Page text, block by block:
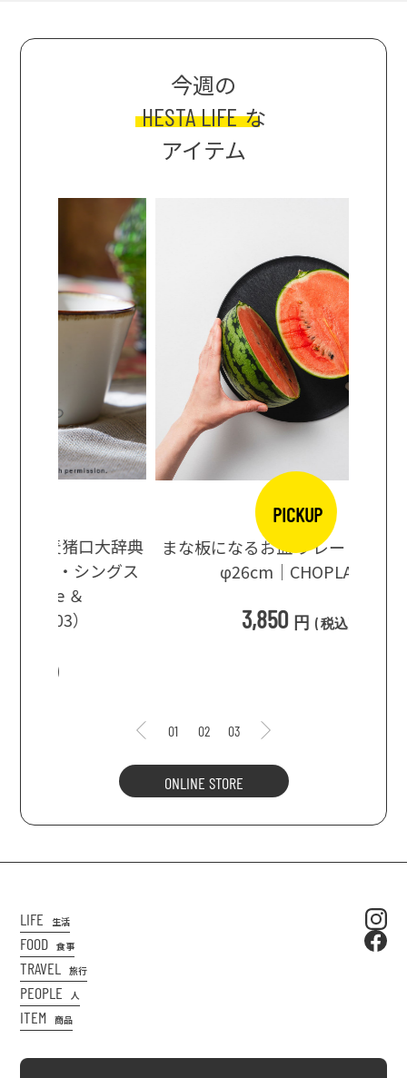
今週の
HESTA LIFE な
アイテム
まな板になるお皿 プレート ブラック
φ26cm｜CHOPLATE
税込)
01 02 03
ONLINE STORE
LIFE 生活
FOOD 食事
TRAVEL 旅行
PEOPLE 人
ITEM 商品